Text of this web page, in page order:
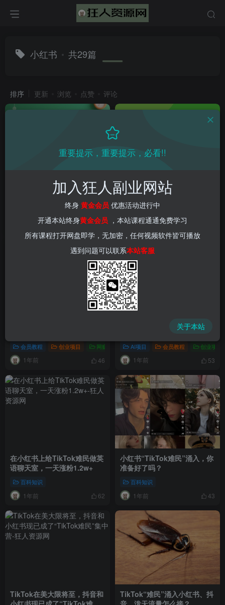
小红书 共29篇
排序 更新 浏览 点赞 评论
2025课程专栏-虚拟自考资料
小红书抖音教程
创业项目 网赚项目 AI赚钱法则
1年前 67
最新小红书虚拟店铺训练营，
0成本适合新手见收益快，适
合矩阵做
AI项目
1年前
教程+资料）
会员教程 创业项目 网赚项目 新媒体项目 爆粉引流项目
1年前 46
最新短视频图文1比1搬运技
术，可以过抖音，快手，小红
书，视频号所有平台
AI项目 会员教程 创业项目
1年前 53
在小红书上给TikTok难民做英
语聊天室，一天涨粉1.2w+
百科知识
1年前 62
小红书“TikTok难民”涌入，你
准备好了吗？
百科知识
1年前 43
TikTok在美大限将至，抖音和
TikTok“难民”涌入小红书、抖
重要提示，重要提示，必看!!
加入狂人副业网站
终身 黄金会员 优惠活动进行中
开通本站终身黄金会员 ，本站课程通通免费学习
所有课程打开网盘即学，无加密，任何视频软件皆可播放
遇到问题可以联系本站客服
关于本站